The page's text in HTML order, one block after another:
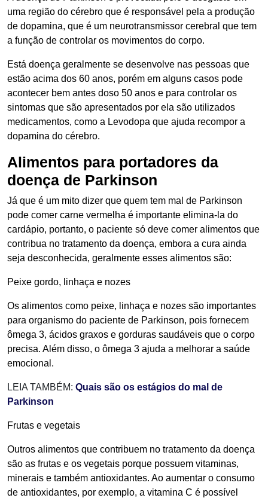
uma região do cérebro que é responsável pela a produção
de dopamina, que é um neurotransmissor cerebral que tem
a função de controlar os movimentos do corpo.
Está doença geralmente se desenvolve nas pessoas que
estão acima dos 60 anos, porém em alguns casos pode
acontecer bem antes doso 50 anos e para controlar os
sintomas que são apresentados por ela são utilizados
medicamentos, como a Levodopa que ajuda recompor a
dopamina do cérebro.
Alimentos para portadores da
doença de Parkinson
Já que é um mito dizer que quem tem mal de Parkinson
pode comer carne vermelha é importante elimina-la do
cardápio, portanto, o paciente só deve comer alimentos que
contribua no tratamento da doença, embora a cura ainda
seja desconhecida, geralmente esses alimentos são:
Peixe gordo, linhaça e nozes
Os alimentos como peixe, linhaça e nozes são importantes
para organismo do paciente de Parkinson, pois fornecem
ômega 3, ácidos graxos e gorduras saudáveis que o corpo
precisa. Além disso, o ômega 3 ajuda a melhorar a saúde
emocional.
LEIA TAMBÉM: Quais são os estágios do mal de
Parkinson
Frutas e vegetais
Outros alimentos que contribuem no tratamento da doença
são as frutas e os vegetais porque possuem vitaminas,
minerais e também antioxidantes. Ao aumentar o consumo
de antioxidantes, por exemplo, a vitamina C é possível